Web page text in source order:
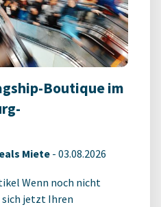
Boutique im
Miete - 03.08.2026
Wenn noch nicht
jetzt Ihren